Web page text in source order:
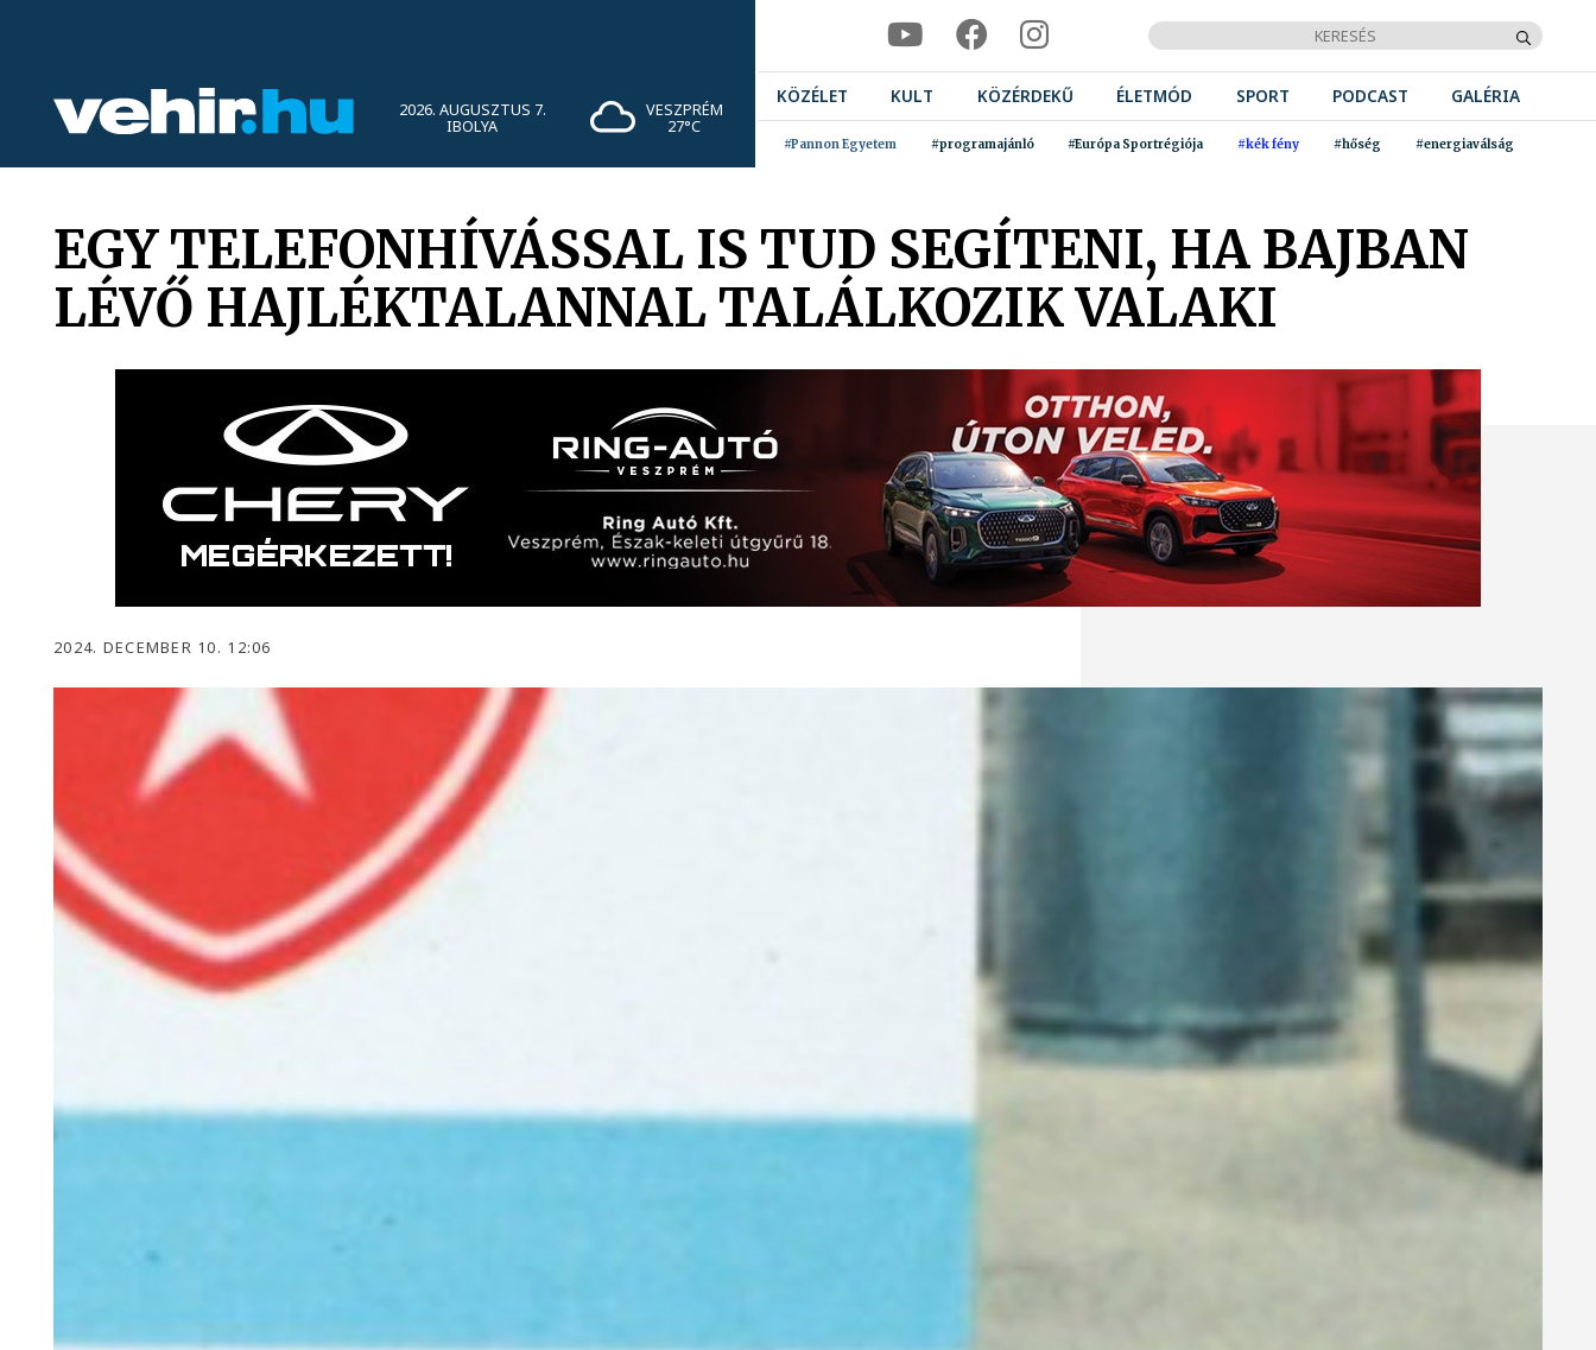
2026. AUGUSZTUS 7.
IBOLYA
VESZPRÉM
27°C
KÖZÉLET KULT KÖZÉRDEKŰ ÉLETMÓD SPORT PODCAST GALÉRIA
#Pannon Egyetem #programajánló #Európa Sportrégiója #kék fény #hőség #energiaválság
EGY TELEFONHÍVÁSSAL IS TUD SEGÍTENI, HA BAJBAN
LÉVŐ HAJLÉKTALANNAL TALÁLKOZIK VALAKI
2024. DECEMBER 10. 12:06